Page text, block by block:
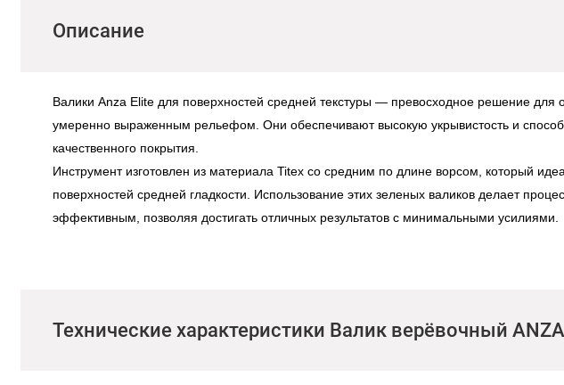
Описание
Валики Anza Elite для поверхностей средней текстуры — превосходное решение для
умеренно выраженным рельефом. Они обеспечивают высокую укрывистость и
качественного покрытия.
Инструмент изготовлен из материалаTitex со средним по длине ворсом, который
поверхностей средней гладкости. Использование этих зеленых валиков делает
эффективным, позволяя достигать отличных результатов с минимальными усилиями.
Технические характеристики Валик верёвочный